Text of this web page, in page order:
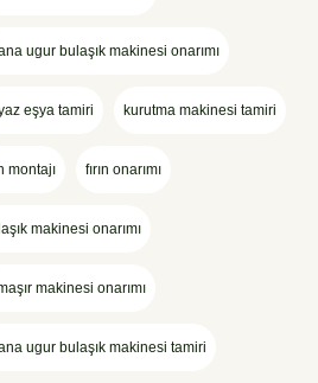
ugur bulaşık makinesi onarımı
eşya tamiri kurutma makinesi tamiri
montajı fırın onarımı
makinesi onarımı
makinesi onarımı
ugur bulaşık makinesi tamiri